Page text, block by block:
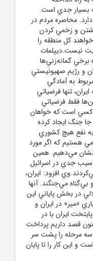
بسيار جدي است.
محاصره مردم در
کشتن و زخمي کردن
کل منطقه را
نيست.ديپلمات
برخي گمانه‌زني‌ها
و رژيم صهيونيستي
به آمادگي
تنها فرضياتي
فقط فرضياتي
کسي است که خواهان
جنگ ايجاد کرده
به نفع هيچ کشوري
هستيم که اگر مورد
نشان مي‌دهيم. همين
داد: اگر آسيب جدي در اسرائيل
افزود: ايران،
مي‌جنگند. آنها
در بخش پاياني اين
«مير» در ايران و
ايران يا در
قصد داريم پرداخت
سه مرحله را پشت سر
و اين کار را تا پايان